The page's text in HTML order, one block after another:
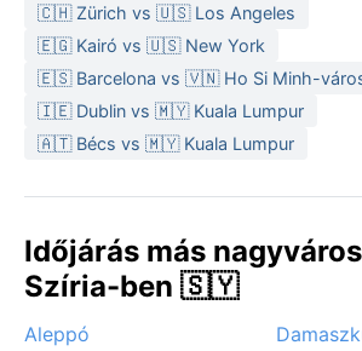
🇨🇭 Zürich vs 🇺🇸 Los Angeles
🇪🇬 Kairó vs 🇺🇸 New York
🇪🇸 Barcelona vs 🇻🇳 Ho Si Minh-
🇮🇪 Dublin vs 🇲🇾 Kuala Lumpur
🇦🇹 Bécs vs 🇲🇾 Kuala Lumpur
Időjárás más
Szíria-ben 🇸🇾
Aleppó